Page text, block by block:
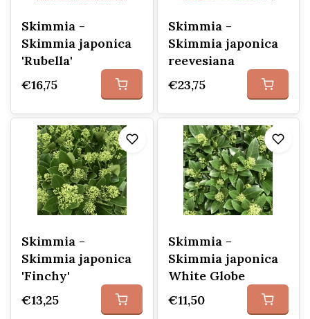
Skimmia -
Skimmia japonica
'Rubella'
€16,75
Skimmia -
Skimmia japonica
reevesiana
€23,75
Skimmia -
Skimmia japonica
'Finchy'
€13,25
Skimmia -
Skimmia japonica
White Globe
€11,50